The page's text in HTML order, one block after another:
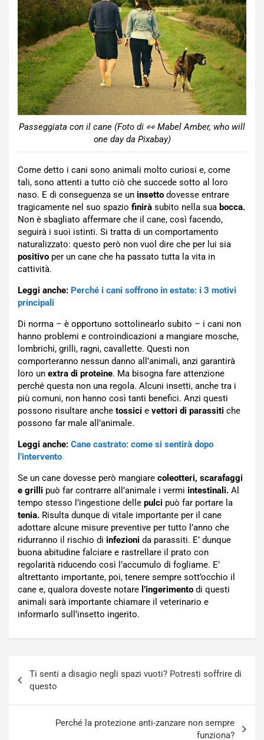
Passeggiata con il cane (Foto di 👀 Mabel Amber, who will
one day da Pixabay)
Come detto i cani sono animali molto curiosi e, come
tali, sono attenti a tutto ciò che succede sotto al loro
naso. E di conseguenza se un insetto dovesse entrare
tragicamente nel suo spazio finirà subito nella sua bocca.
Non è sbagliato affermare che il cane, così facendo,
seguirà i suoi istinti. Si tratta di un comportamento
naturalizzato: questo però non vuol dire che per lui sia
positivo per un cane che ha passato tutta la vita in
cattività.
Leggi anche: Perché i cani soffrono in estate: i 3 motivi
principali
Di norma – è opportuno sottolinearlo subito – i cani non
hanno problemi e controindicazioni a mangiare mosche,
lombrichi, grilli, ragni, cavallette. Questi non
comporteranno nessun danno all’animali, anzi garantirà
loro un extra di proteine. Ma bisogna fare attenzione
perché questa non una regola. Alcuni insetti, anche tra i
più comuni, non hanno così tanti benefici. Anzi questi
possono risultare anche tossici e vettori di parassiti che
possono far male all’animale.
Leggi anche: Cane castrato: come si sentirà dopo
l’intervento
Se un cane dovesse però mangiare coleotteri, scarafaggi
e grilli può far contrarre all’animale i vermi intestinali. Al
tempo stesso l’ingestione delle pulci può far portare la
tenia. Risulta dunque di vitale importante per il cane
adottare alcune misure preventive per tutto l’anno che
ridurranno il rischio di infezioni da parassiti. E’ dunque
buona abitudine falciare e rastrellare il prato con
regolarità riducendo così l’accumulo di fogliame. E’
altrettanto importante, poi, tenere sempre sott’occhio il
cane e, qualora doveste notare l’ingerimento di questi
animali sarà importante chiamare il veterinario e
informarlo sull’insetto ingerito.
articoli
Ti senti a disagio negli spazi vuoti? Potresti soffrire di
questo
Perché la protezione anti-zanzare non sempre
funziona?